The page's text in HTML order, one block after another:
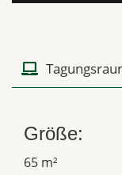
Größe:
65 m²